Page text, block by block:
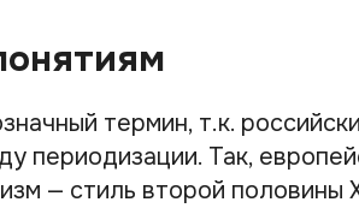
термин, т.к.
периодизации. Так,
— стиль второй половины